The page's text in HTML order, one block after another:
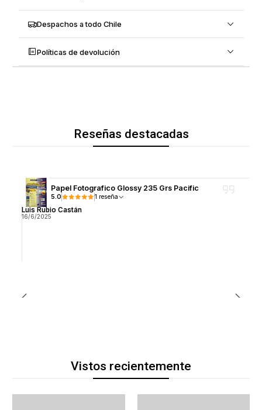
Despachos a todo Chile
Políticas de devolución
Reseñas destacadas
Papel Fotografico Glossy 235 Grs Pacific
5.0 1 reseña
Luis Rubio Castán
16/6/2025
Vistos recientemente